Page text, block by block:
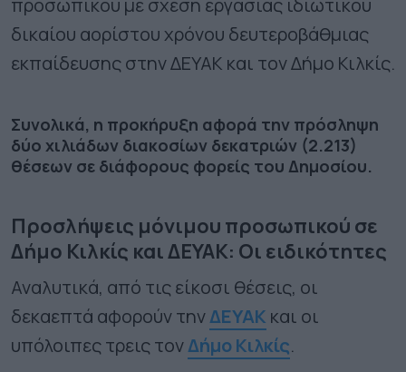
προσωπικού με σχέση εργασίας ιδιωτικού
δικαίου αορίστου χρόνου δευτεροβάθμιας
εκπαίδευσης στην ΔΕΥΑΚ και τον Δήμο Κιλκίς.
Συνολικά, η προκήρυξη αφορά την πρόσληψη
δύο χιλιάδων διακοσίων δεκατριών (2.213)
θέσεων σε διάφορους φορείς του Δημοσίου.
Προσλήψεις μόνιμου προσωπικού σε
Δήμο Κιλκίς και ΔΕΥΑΚ: Οι ειδικότητες
Αναλυτικά, από τις είκοσι θέσεις, οι
δεκαεπτά αφορούν τηνΔΕΥΑΚ και οι
υπόλοιπες τρεις τονΔήμο Κιλκίς.